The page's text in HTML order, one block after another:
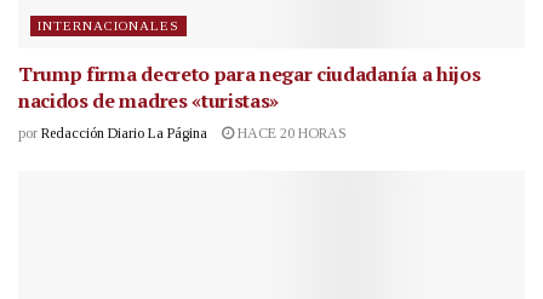
INTERNACIONALES
Trump firma decreto para negar ciudadanía a hijos
nacidos de madres «turistas»
por Redacción Diario La Página HACE 20 HORAS